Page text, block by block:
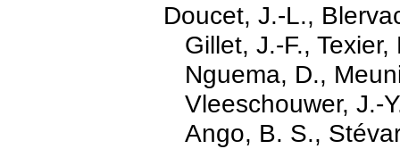
Doucet, J.-L.,
Gillet, J.-F.,
Nguema, D.,
Vleeschouwer, J.-
Ango, B. S.,